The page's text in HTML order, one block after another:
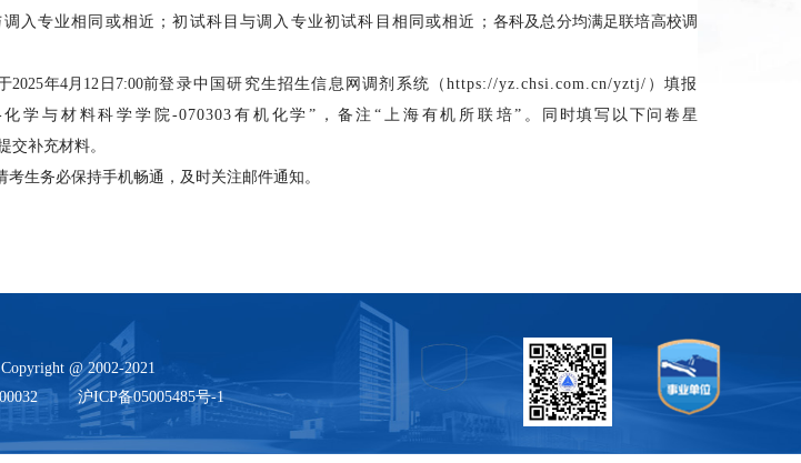
入专业相同或相近；初试科目与调入专业初试科目相同或相近； 各科及总分均满足联培高校调
2025年4月12日7:00前登录中国研究生招生信息网调剂系统（https://yz.chsi.com.cn/yztj/）填报
学与材料科学学院-070303有机化学”，备注“上海有机所联培” 。同时填写以下问卷星
交补充材料。
生务必保持手机畅通，及时关注邮件通知。
@ 2002-2021
沪ICP备05005485号-1